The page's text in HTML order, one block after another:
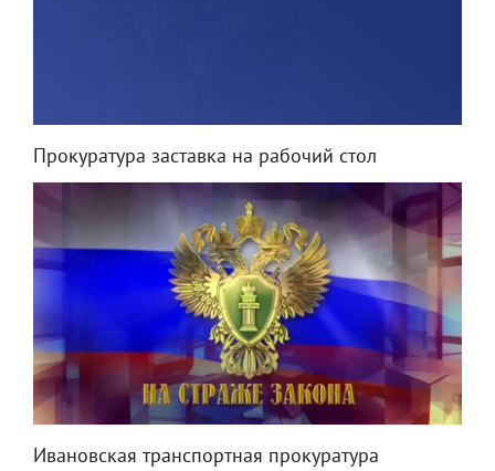
Прокуратура заставка на рабочий стол
Ивановская транспортная прокуратура